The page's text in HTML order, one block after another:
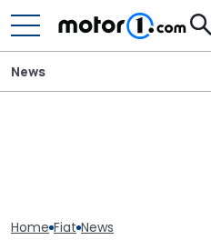
News
Home Fiat News